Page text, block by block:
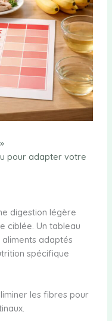
pour adapter votre
digestion légère
ciblée. Un tableau
adaptés
spécifique
les fibres pour